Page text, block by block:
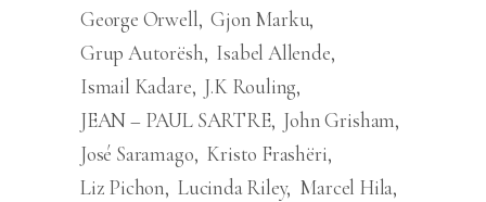
George Orwell Gjon Marku
Grup Autorësh Isabel Allende
Ismail Kadare J.K Rouling
JEAN – PAUL SARTRE John Grisham
José Saramago Kristo Frashëri
Liz Pichon Lucinda Riley Marcel Hila